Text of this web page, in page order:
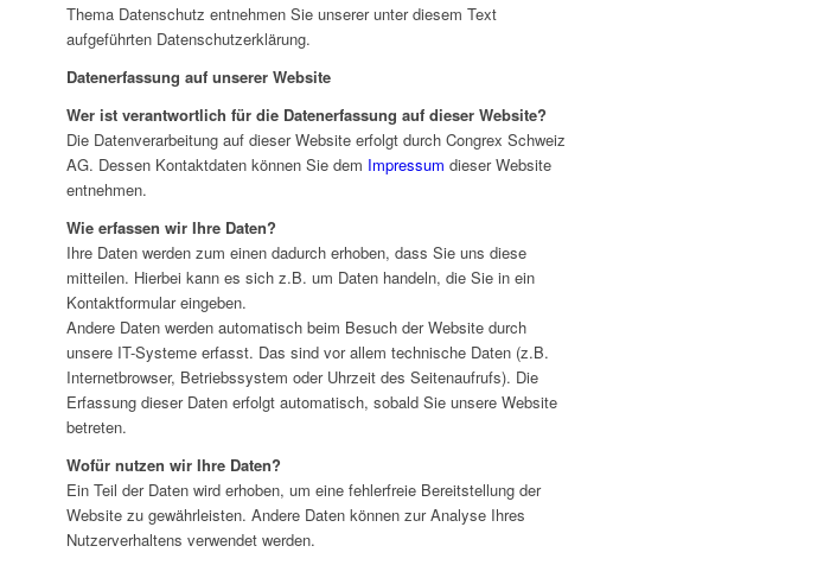
Thema Datenschutz entnehmen Sie unserer unter diesem Text
aufgeführten Datenschutzerklärung.
Datenerfassung auf unserer Website
Wer ist verantwortlich für die Datenerfassung auf dieser Website?
Die Datenverarbeitung auf dieser Website erfolgt durch Congrex Schweiz
AG. Dessen Kontaktdaten können Sie dem Impressum dieser Website
entnehmen.
Wie erfassen wir Ihre Daten?
Ihre Daten werden zum einen dadurch erhoben, dass Sie uns diese
mitteilen. Hierbei kann es sich z.B. um Daten handeln, die Sie in ein
Kontaktformular eingeben.
Andere Daten werden automatisch beim Besuch der Website durch
unsere IT-Systeme erfasst. Das sind vor allem technische Daten (z.B.
Internetbrowser, Betriebssystem oder Uhrzeit des Seitenaufrufs). Die
Erfassung dieser Daten erfolgt automatisch, sobald Sie unsere Website
betreten.
Wofür nutzen wir Ihre Daten?
Ein Teil der Daten wird erhoben, um eine fehlerfreie Bereitstellung der
Website zu gewährleisten. Andere Daten können zur Analyse Ihres
Nutzerverhaltens verwendet werden.